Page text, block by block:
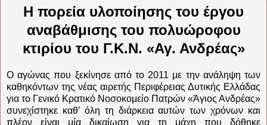
Η πορεία υλοποίησης του έργου
αναβάθμισης του πολυώροφου
κτιρίου του Γ.Κ.Ν. «Αγ. Ανδρέας»
Ο αγώνας που ξεκίνησε από το 2011 με την ανάληψη των
καθηκόντων της νέας αιρετής Περιφέρειας Δυτικής Ελλάδας
για το Γενικό Κρατικό Νοσοκομείο Πατρών «Άγιος Ανδρέας»
συνεχίστηκε καθ’ όλη τη διάρκεια αυτών των χρόνων και
πλέον είναι μία δικαίωση για τη μάχη που δόθηκε